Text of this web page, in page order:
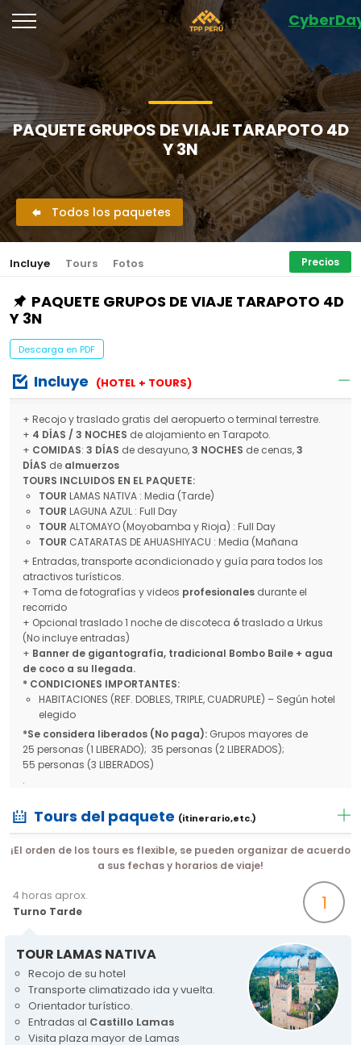
PAQUETE GRUPOS DE VIAJE TARAPOTO 4D
Y 3N
Todos los paquetes
Incluye Tours Fotos Precios
PAQUETE GRUPOS DE VIAJE TARAPOTO 4D
Y 3N
Descarga en PDF
Incluye (HOTEL + TOURS)
+ Recojo y traslado gratis del aeropuerto o terminal terrestre.
+ 4 DÍAS / 3 NOCHES de alojamiento en Tarapoto.
+ COMIDAS: 3 DÍAS de desayuno,3 NOCHES de cenas,3
DÍAS de almuerzos
TOURS INCLUIDOS EN EL PAQUETE:
TOUR LAMAS NATIVA : Media (Tarde)
TOUR LAGUNA AZUL : Full Day
TOUR ALTOMAYO (Moyobamba y Rioja) : Full Day
TOUR CATARATAS DE AHUASHIYACU : Media (Mañana
+ Entradas, transporte acondicionado y guía para todos los
atractivos turísticos.
+ Toma de fotografías y videos profesionales durante el
recorrido
+ Opcional traslado 1 noche de discoteca ótraslado a Urkus
(No incluye entradas)
+ Banner de gigantografía, tradicional Bombo Baile + agua
de coco a su llegada.
* CONDICIONES IMPORTANTES:
HABITACIONES (REF. DOBLES, TRIPLE, CUADRUPLE) – Según hotel
elegido
*Se considera liberados (No paga): Grupos mayores de
25 personas (1 LIBERADO); 35 personas (2 LIBERADOS);
55 personas (3 LIBERADOS)
.
Tours del paquete (itinerario,etc.)
¡El orden de los tours es flexible, se pueden organizar de acuerdo
a sus fechas y horarios de viaje!
4 horas aprox.
Turno Tarde
1
TOUR LAMAS NATIVA
Recojo de su hotel
Transporte climatizado ida y vuelta.
Orientador turístico.
Entradas al Castillo Lamas
Visita plaza mayor de Lamas